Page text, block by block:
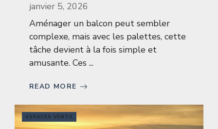
janvier 5, 2026
Aménager un balcon peut sembler
complexe, mais avec les palettes, cette
tâche devient à la fois simple et
amusante. Ces ...
READ MORE
ESPACES VERTS